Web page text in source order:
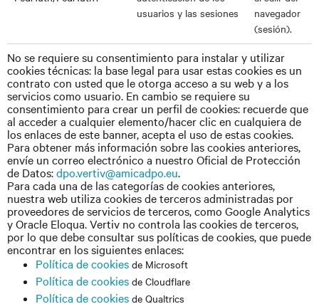
usuarios y las sesiones
navegador
(sesión).
No se requiere su consentimiento para instalar y utilizar
cookies técnicas: la base legal para usar estas cookies es un
contrato con usted que le otorga acceso a su web y a los
servicios como usuario. En cambio se requiere su
consentimiento para crear un perfil de cookies: recuerde que
al acceder a cualquier elemento/hacer clic en cualquiera de
los enlaces de este banner, acepta el uso de estas cookies.
Para obtener más información sobre las cookies anteriores,
envíe un correo electrónico a nuestro Oficial de Protección
de Datos:dpo.vertiv@amicadpo.eu.
Para cada una de las categorías de cookies anteriores,
nuestra web utiliza cookies de terceros administradas por
proveedores de servicios de terceros, como Google Analytics
y Oracle Eloqua. Vertiv no controla las cookies de terceros,
por lo que debe consultar sus políticas de cookies, que puede
encontrar en los siguientes enlaces:
Política de cookies de Microsoft
Política de cookies de Cloudflare
Política de cookies de Qualtrics